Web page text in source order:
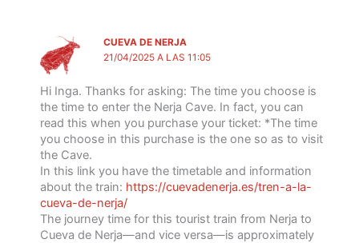
CUEVA DE NERJA
21/04/2025 A LAS 11:05
Hi Inga. Thanks for asking: The time you choose is
the time to enter the Nerja Cave. In fact, you can
read this when you purchase your ticket: *The time
you choose in this purchase is the one so as to visit
the Cave.
In this link you have the timetable and information
about the train: https://cuevadenerja.es/tren-a-la-
cueva-de-nerja/
The journey time for this tourist train from Nerja to
Cueva de Nerja—and vice versa—is approximately